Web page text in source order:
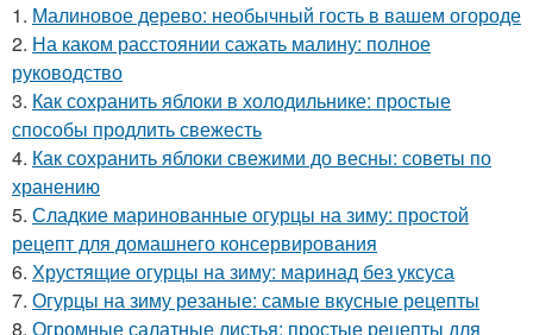
1. Малиновое дерево: необычный гость в вашем огороде
2. На каком расстоянии сажать малину: полное
руководство
3. Как сохранить яблоки в холодильнике: простые
способы продлить свежесть
4. Как сохранить яблоки свежими до весны: советы по
хранению
5. Сладкие маринованные огурцы на зиму: простой
рецепт для домашнего консервирования
6. Хрустящие огурцы на зиму: маринад без уксуса
7. Огурцы на зиму резаные: самые вкусные рецепты
8. Огромные салатные листья: простые рецепты для